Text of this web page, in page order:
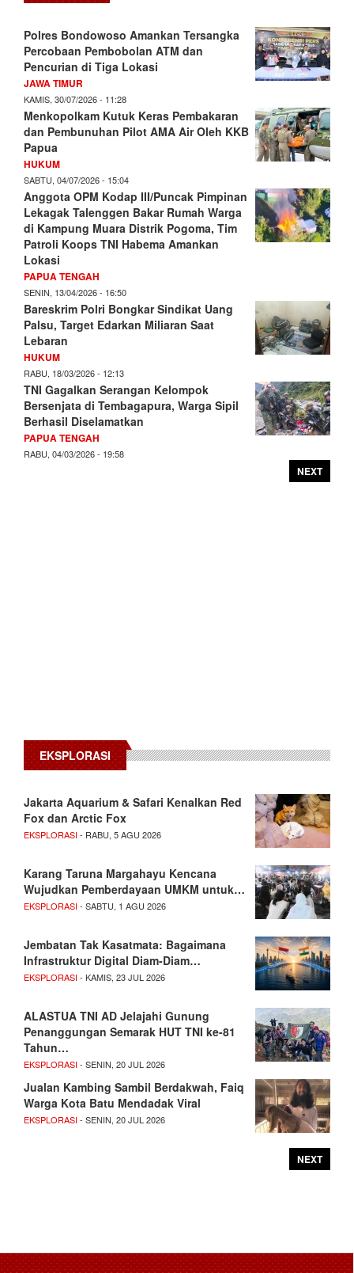
Polres Bondowoso Amankan Tersangka
Percobaan Pembobolan ATM dan
Pencurian di Tiga Lokasi
JAWA TIMUR
KAMIS, 30/07/2026 - 11:28
Menkopolkam Kutuk Keras Pembakaran
dan Pembunuhan Pilot AMA Air Oleh KKB
Papua
HUKUM
SABTU, 04/07/2026 - 15:04
Anggota OPM Kodap III/Puncak Pimpinan
Lekagak Talenggen Bakar Rumah Warga
di Kampung Muara Distrik Pogoma, Tim
Patroli Koops TNI Habema Amankan
Lokasi
PAPUA TENGAH
SENIN, 13/04/2026 - 16:50
Bareskrim Polri Bongkar Sindikat Uang
Palsu, Target Edarkan Miliaran Saat
Lebaran
HUKUM
RABU, 18/03/2026 - 12:13
TNI Gagalkan Serangan Kelompok
Bersenjata di Tembagapura, Warga Sipil
Berhasil Diselamatkan
PAPUA TENGAH
RABU, 04/03/2026 - 19:58
NEXT
EKSPLORASI
Jakarta Aquarium & Safari Kenalkan Red
Fox dan Arctic Fox
EKSPLORASI- RABU, 5 AGU 2026
Karang Taruna Margahayu Kencana
Wujudkan Pemberdayaan UMKM untuk…
EKSPLORASI- SABTU, 1 AGU 2026
Jembatan Tak Kasatmata: Bagaimana
Infrastruktur Digital Diam-Diam…
EKSPLORASI- KAMIS, 23 JUL 2026
ALASTUA TNI AD Jelajahi Gunung
Penanggungan Semarak HUT TNI ke-81
Tahun…
EKSPLORASI- SENIN, 20 JUL 2026
Jualan Kambing Sambil Berdakwah, Faiq
Warga Kota Batu Mendadak Viral
EKSPLORASI- SENIN, 20 JUL 2026
NEXT